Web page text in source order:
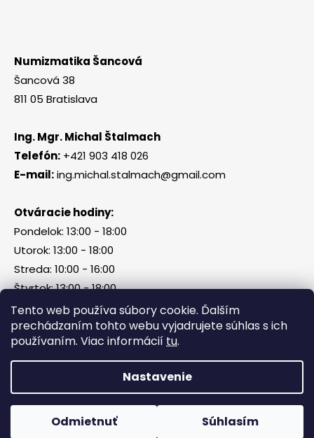
Tento web používa súbory cookie. Ďalším
prechádzaním tohto webu vyjadrujete súhlas s ich
používaním. Viac informácií tu.
Nastavenie
Odmietnuť Súhlasím
Numizmatika Šancová
Šancová 38
811 05 Bratislava
Ing. Mgr. Michal Štalmach
Telefón: +421 903 418 026
E-mail:ing.michal.stalmach@gmail.com
Otváracie hodiny:
Pondelok: 13:00 - 18:00
Utorok: 13:00 - 18:00
Streda: 10:00 - 16:00
Štvrtok: 13:00 - 18:00
Piatok, sobota, nedeľa: zatvorené
Vytvoril Shoptet
Všetky práva vyhradené.
Messenger